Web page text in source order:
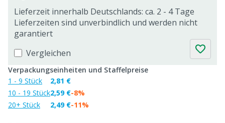
Lieferzeit innerhalb Deutschlands: ca. 2 - 4 Tage
Lieferzeiten sind unverbindlich und werden nicht
garantiert
Vergleichen
Verpackungseinheiten und Staffelpreise
1 - 9 Stück
10 - 19 Stück
20+ Stück
2,81 €
2,59 €
2,49 €
-8%
-11%